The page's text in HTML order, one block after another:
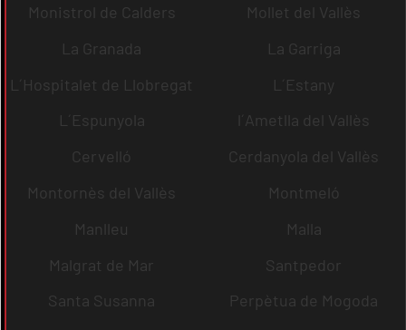
Monistrol de Calders
Mollet del Vallès
La Granada
La Garriga
L´Hospitalet de Llobregat
L´Estany
L´Espunyola
l´Ametlla del Vallès
Cervelló
Cerdanyola del Vallès
Montornès del Vallès
Montmeló
Manlleu
Malla
Malgrat de Mar
Santpedor
Santa Susanna
Perpètua de Mogoda